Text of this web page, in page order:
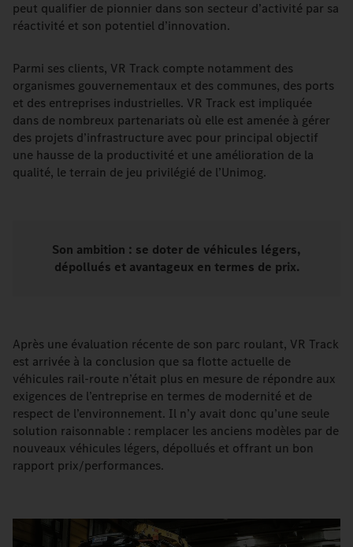
peut qualifier de pionnier dans son secteur d’activité par sa
réactivité et son potentiel d’innovation.
Parmi ses clients, VR Track compte notamment des
organismes gouvernementaux et des communes, des ports
et des entreprises industrielles. VR Track est impliquée
dans de nombreux partenariats où elle est amenée à gérer
des projets d’infrastructure avec pour principal objectif
une hausse de la productivité et une amélioration de la
qualité, le terrain de jeu privilégié de l’Unimog.
Son ambition : se doter de véhicules légers,
dépollués et avantageux en termes de prix.
Après une évaluation récente de son parc roulant, VR Track
est arrivée à la conclusion que sa flotte actuelle de
véhicules rail-route n’était plus en mesure de répondre aux
exigences de l’entreprise en termes de modernité et de
respect de l’environnement. Il n’y avait donc qu’une seule
solution raisonnable : remplacer les anciens modèles par de
nouveaux véhicules légers, dépollués et offrant un bon
rapport prix/performances.